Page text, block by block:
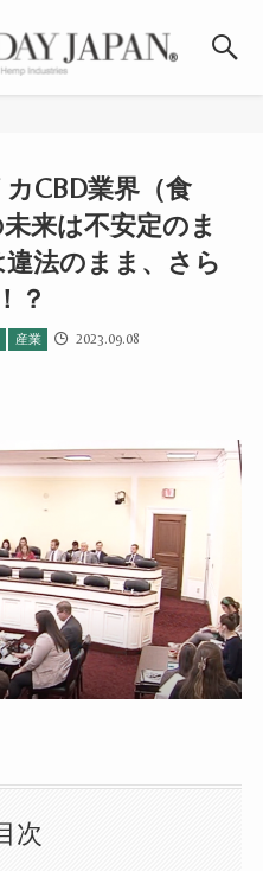
カCBD業界（食
来は不安定のま
法のまま、さら
？
産業 2023.09.08
次